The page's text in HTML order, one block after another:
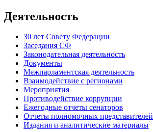
Деятельность
30 лет Совету Федерации
Заседания СФ
Законодательная деятельность
Документы
Межпарламентская деятельность
Взаимодействие с регионами
Мероприятия
Противодействие коррупции
Ежегодные отчеты сенаторов
Отчеты полномочных представителей
Издания и аналитические материалы